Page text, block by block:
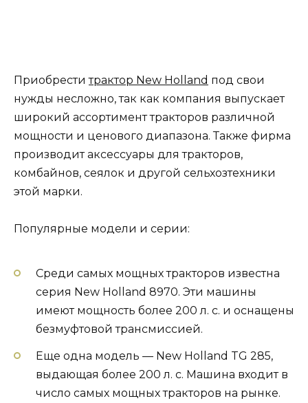
Приобреститрактор New Holland под свои
нужды несложно, так как компания выпускает
широкий ассортимент тракторов различной
мощности и ценового диапазона. Также фирма
производит аксессуары для тракторов,
комбайнов, сеялок и другой сельхозтехники
этой марки.
Популярные модели и серии:
Среди самых мощных тракторов известна
серия New Holland 8970. Эти машины
имеют мощность более 200 л. с. и оснащены
безмуфтовой трансмиссией.
Еще одна модель — New Holland TG 285,
выдающая более 200 л. с. Машина входит в
число самых мощных тракторов на рынке.